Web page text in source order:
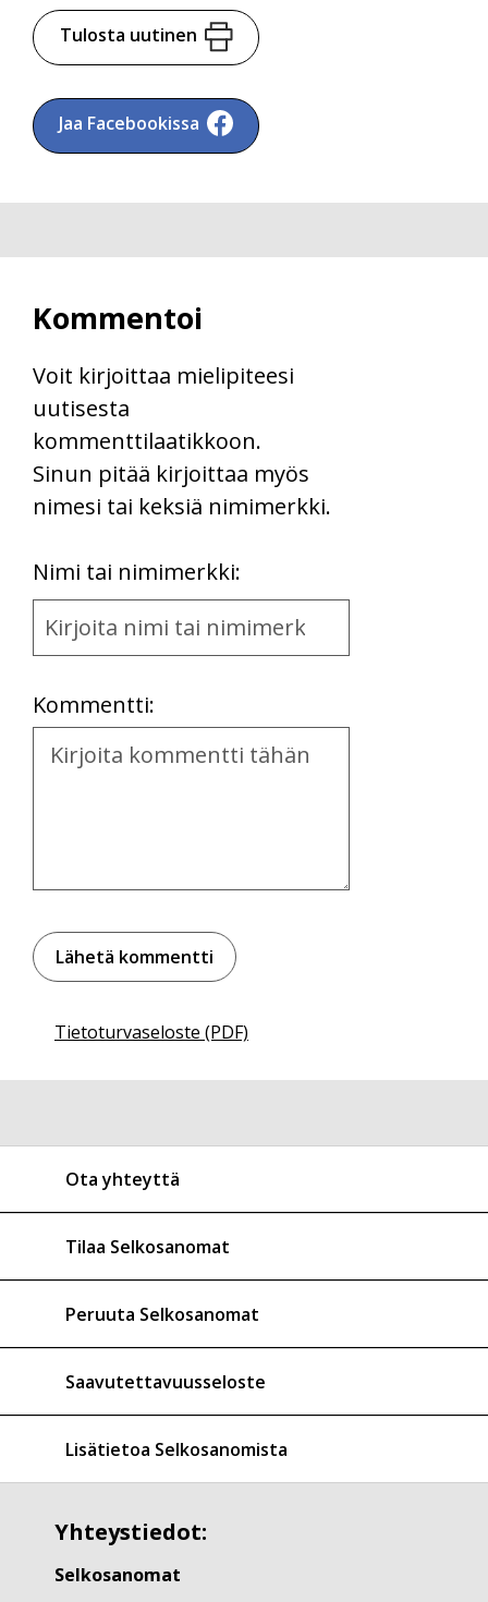
Tulosta uutinen
Jaa Facebookissa
Kommentoi
Voit kirjoittaa mielipiteesi
uutisesta
kommenttilaatikkoon.
Sinun pitää kirjoittaa myös
nimesi tai keksiä nimimerkki.
Nimi tai nimimerkki:
Name
and
Kommentti:
Kommentti
Tietoturvaseloste (PDF)
Ota yhteyttä
Tilaa Selkosanomat
Peruuta Selkosanomat
Saavutettavuusseloste
Lisätietoa Selkosanomista
Yhteystiedot:
Selkosanomat